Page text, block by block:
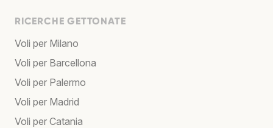
RICERCHE GETTONATE
Voli per Milano
Voli per Barcellona
Voli per Palermo
Voli per Madrid
Voli per Catania